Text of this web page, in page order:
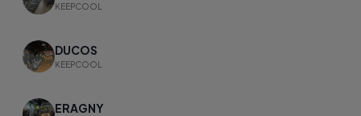
KEEPCOOL
DUCOS
KEEPCOOL
ERAGNY